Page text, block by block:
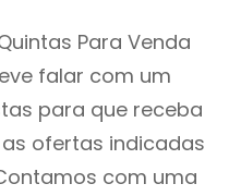
Para Venda
falar com um
para que receba
ofertas indicadas
com uma